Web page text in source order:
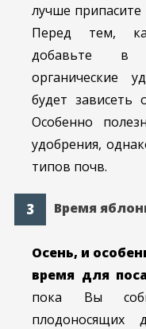
лучше
Перед тем,
добавьте в
органические
будет зависеть
Особенно
удобрения,
типов почв.
Время
Осень, и
время для
пока Вы
плодоносящих